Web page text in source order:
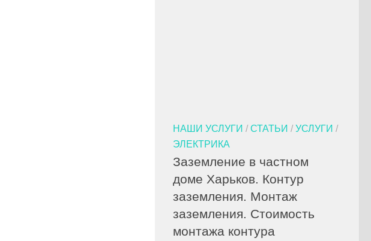
НАШИ УСЛУГИ / СТАТЬИ / УСЛУГИ /
ЭЛЕКТРИКА
Заземление в частном
доме Харьков. Контур
заземления. Монтаж
заземления. Стоимость
монтажа контура